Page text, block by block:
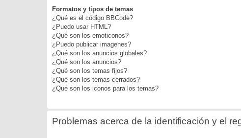
Formatos y tipos de temas
¿Qué es el código BBCode?
¿Puedo usar HTML?
¿Qué son los emoticonos?
¿Puedo publicar imagenes?
¿Qué son los anuncios globales?
¿Qué son los anuncios?
¿Qué son los temas fijos?
¿Qué son los temas cerrados?
¿Qué son los iconos para los temas?
Problemas acerca de la identificación y el